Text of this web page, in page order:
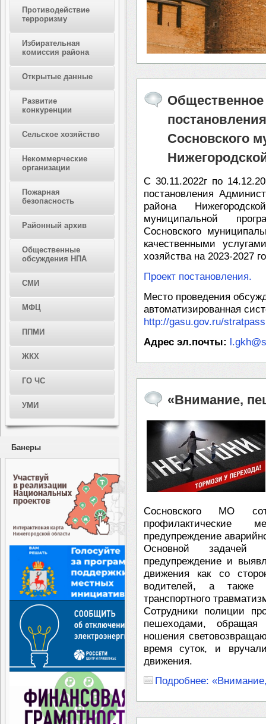
Противодействие
терроризму
Избирательная
комиссия района
Открытые данные
Развитие
конкуренции
Сельское хозяйство
Некоммерческие
организации
Пожарная
безопасность
Районный архив
Общественные
обсуждения НПА
СМИ
МФЦ
ППМИ
ЖКХ
ГО ЧС
УМИ
Банеры
Общественное
Сосновского
С 30.11.2022г по
постановления
района
муниципальной
Сосновского
качественными
хозяйства на 2023-2027
Проект постановления.
Место проведения
автоматизированная
http://gasu.gov.ru/
Адрес эл.почты:
«Внимание,
Сосновского МО
профилактические
предупреждение
Основной задачей
предупреждение и
движения как со
водителей, а также
транспортного
Сотрудники полиции
пешеходами,
ношения
время суток, и
движения.
Подробнее: